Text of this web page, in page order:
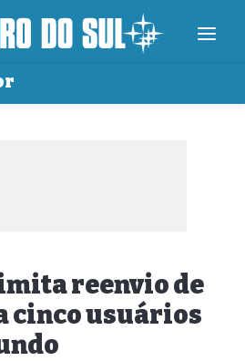
reenvio de
cinco usuários